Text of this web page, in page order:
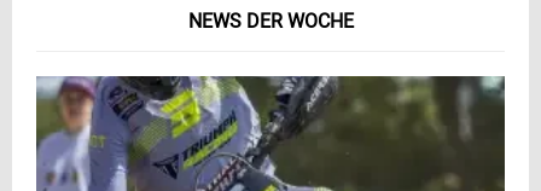
NEWS DER WOCHE